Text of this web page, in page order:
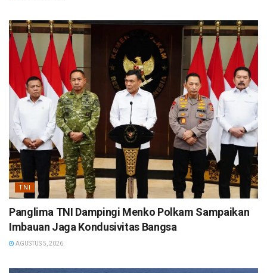
TNI
Panglima TNI Dampingi Menko Polkam Sampaikan
Imbauan Jaga Kondusivitas Bangsa
AGUSTUS 5, 2026